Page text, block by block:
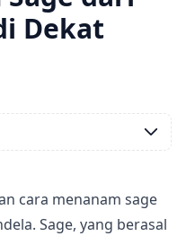
Dekat
cara menanam sage
Sage, yang berasal